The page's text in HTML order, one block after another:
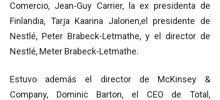
Comercio, Jean-Guy Carrier, la ex presidenta de
Finlandia, Tarja Kaarina Jalonen,el presidente de
Nestlé, Peter Brabeck-Letmathe, y el director de
Nestlé, Meter Brabeck-Letmathe.
Estuvo además el director de McKinsey &
Company, Dominic Barton, el CEO de Total,